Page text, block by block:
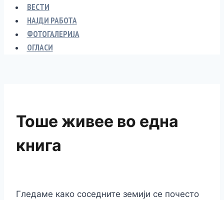
ВЕСТИ
НАЈДИ РАБОТА
ФОТОГАЛЕРИЈА
ОГЛАСИ
Тоше живее во една
книга
Гледаме како соседните земији се почесто